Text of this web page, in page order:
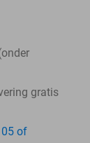
gratis
05 of